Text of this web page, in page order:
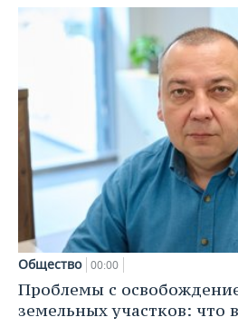
Общество 00:00
Проблемы с
земельных участков: что